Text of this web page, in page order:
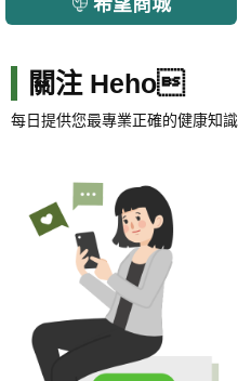
關注 Heho
每日提供您最專業正確的健康知識